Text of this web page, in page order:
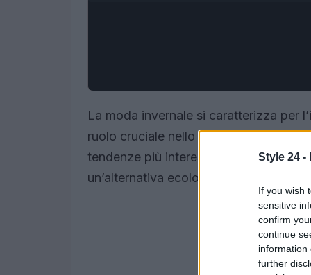
Style 24 -
If you wish
sensitive
confirm
continue
information
further
La moda invernale si caratterizza per
ruolo cruciale nello definire lo stile
tendenze più interessanti è
un’alternativa ecologica che combina